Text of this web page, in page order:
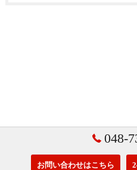
048-
お問い合わせはこちら